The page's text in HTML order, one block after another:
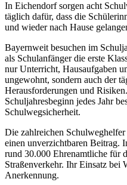
In Eichendorf sorgen acht
täglich dafür, dass die
und wieder nach Hause
Bayernweit besuchen im
als Schulanfänger die erste
nur Unterricht, Hausaufgaben
ungewohnt, sondern auch der
Herausforderungen und
Schuljahresbeginn jedes Jahr
Schulwegsicherheit.
Die zahlreichen
einen unverzichtbaren Beitrag.
rund 30.000 Ehrenamtliche für
Straßenverkehr. Ihr Einsatz bei
Anerkennung.